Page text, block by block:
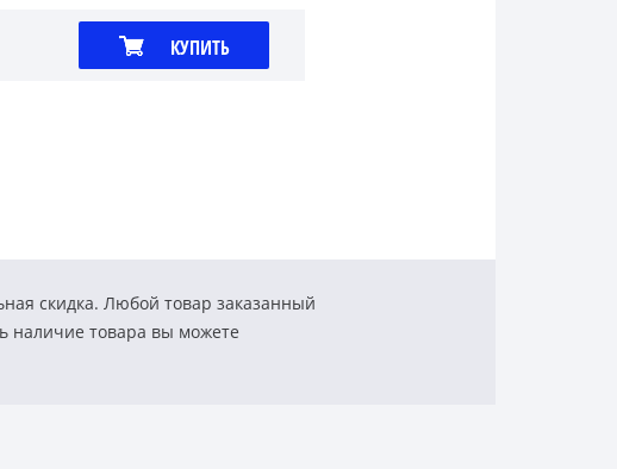
КУПИТЬ
скидка. Любой товар заказанный
наличие товара вы можете